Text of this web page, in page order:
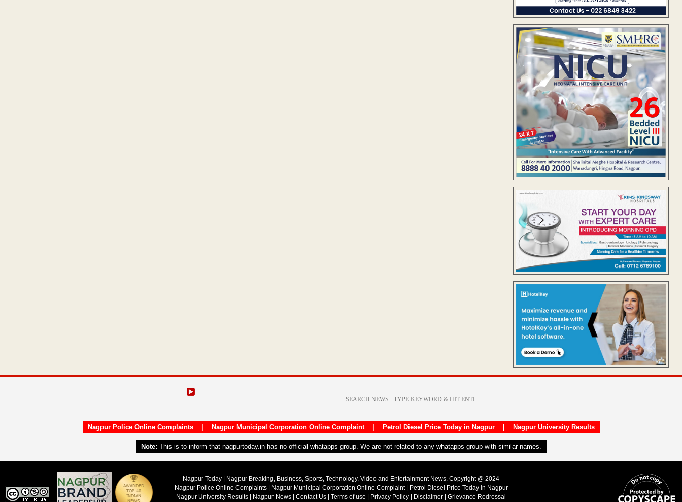
Nagpur Police Online Complaints| Nagpur Municipal Corporation Online Complaint| Petrol Diesel Price Today in Nagpur| Nagpur University Results
Note: This is to inform that nagpurtoday.in has no official whatapps group. We are not related to any whatapps group with similar names.
Nagpur Today | Nagpur Breaking, Business, Sports, Technology, Video and Entertainment News. Copyright @ 2024
Nagpur Police Online Complaints| Nagpur Municipal Corporation Online Complaint|
Petrol Diesel Price Today in Nagpur
Nagpur University Results
Nagpur-News Contact Us Terms of use Privacy Policy Disclaimer Grievance Redressal